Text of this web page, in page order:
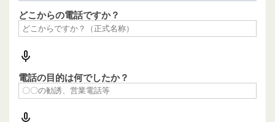
どこからの電話ですか？
電話の目的は何でしたか？